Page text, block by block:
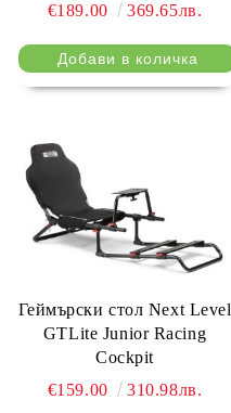
€189.00
369.65лв.
Геймърски стол Next Level
GTLite Junior Racing
Cockpit
€159.00
310.98лв.